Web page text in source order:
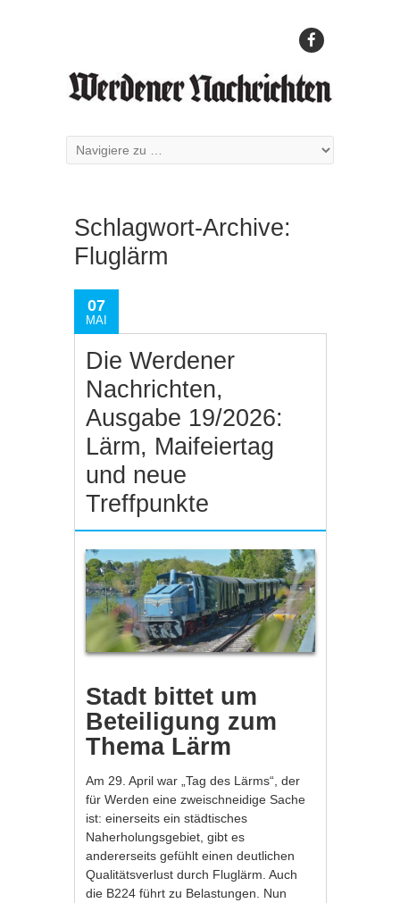
Schlagwort-Archive:
Fluglärm
07
MAI
Die Werdener
Nachrichten,
Ausgabe 19/2026:
Lärm, Maifeiertag
und neue
Treffpunkte
Stadt bittet um
Beteiligung zum
Thema Lärm
Am 29. April war „Tag des Lärms“, der
für Werden eine zweischneidige Sache
ist: einerseits ein städtisches
Naherholungsgebiet, gibt es
andererseits gefühlt einen deutlichen
Qualitätsverlust durch Fluglärm. Auch
die B224 führt zu Belastungen. Nun